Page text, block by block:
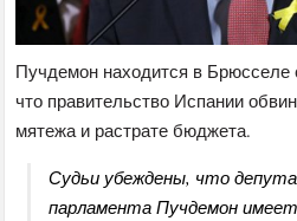
Пучдемон находится в Брюсселе
что правительство Испании
мятежа и растрате бюджета.
Судьи убеждены, что
парламента Пучдемон